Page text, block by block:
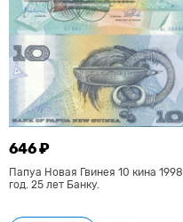
646 ₽
Папуа Новая Гвинея 10 кина 1998
год. 25 лет Банку.